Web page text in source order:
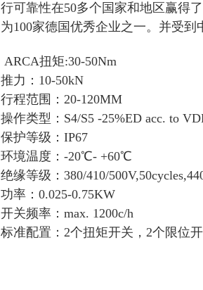
行可靠性在50多个国家和地区赢得
为100家德国优秀企业之一。并受到
ARCA扭矩:30-50Nm
推力：10-50kN
行程范围：20-120MM
操作类型：S4/S5 -25%ED acc. to
保护等级：IP67
环境温度：-20℃- +60℃
绝缘等级：380/410/
功率：0.025-0.75KW
开关频率：max. 1200c/h
标准配置：2个扭矩开关，2个限位